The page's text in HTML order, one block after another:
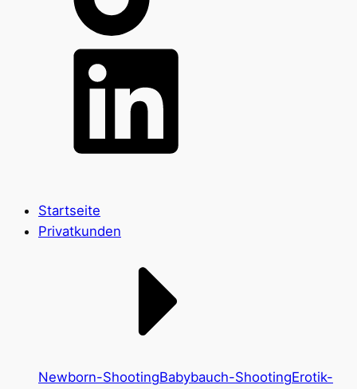
Startseite
Privatkunden
Newborn-ShootingBabybauch-ShootingErotik-